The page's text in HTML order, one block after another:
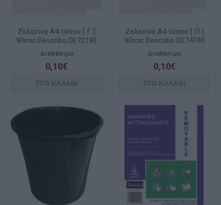
Ζελατίνα Α4 τύπου [ Γ ]
90mic Describo DE72190
Διαθέσιμο
0,10€
Ζελατίνα Α4 τύπου [ Π ]
90mic Describo DE74190
Διαθέσιμο
0,10€